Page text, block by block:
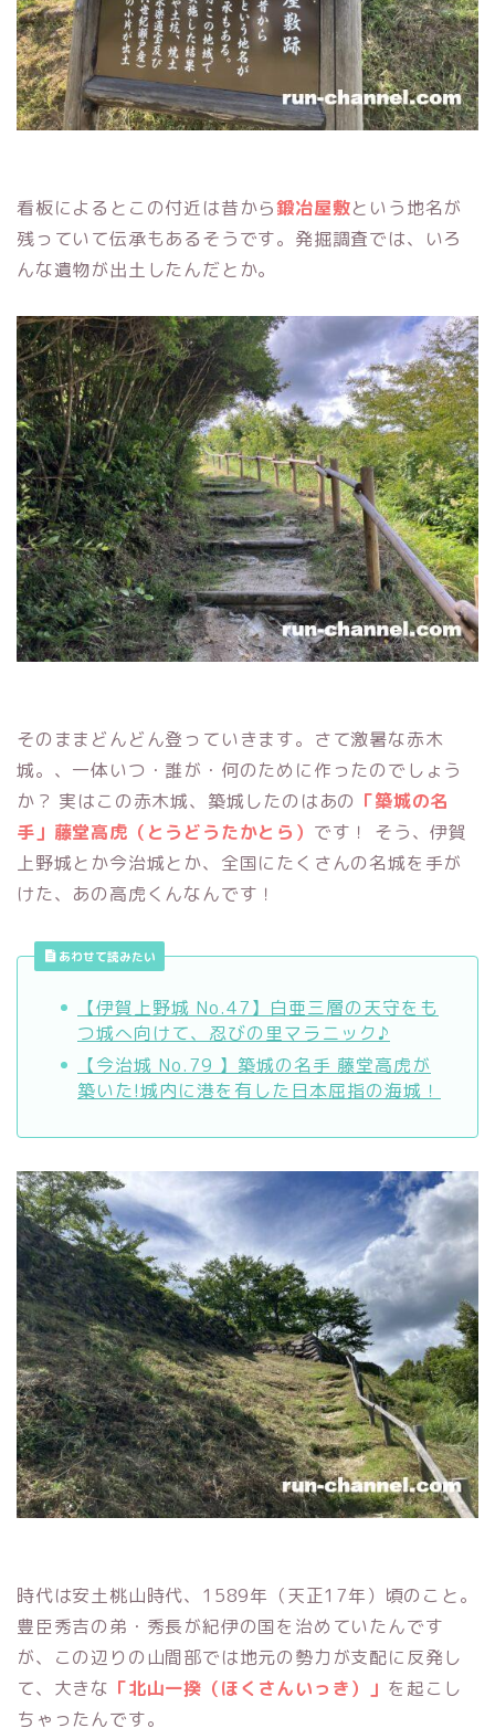
看板によるとこの付近は昔から鍛冶屋敷という地名が
残っていて伝承もあるそうです。発掘調査では、いろ
んな遺物が出土したんだとか。
そのままどんどん登っていきます。さて激暑な赤木
城。、一体いつ・誰が・何のために作ったのでしょう
か？ 実はこの赤木城、築城したのはあの 「築城の名
手」藤堂高虎（とうどうたかとら） です！ そう、伊賀
上野城とか今治城とか、全国にたくさんの名城を手が
けた、あの高虎くんなんです！
あわせて読みたい
【伊賀上野城 No.47】白亜三層の天守をも
つ城へ向けて、忍びの里マラニック♪
【今治城 No.79 】築城の名手 藤堂高虎が
築いた!城内に港を有した日本屈指の海城！
時代は安土桃山時代、1589年（天正17年）頃のこと。
豊臣秀吉の弟・秀長が紀伊の国を治めていたんです
が、この辺りの山間部では地元の勢力が支配に反発し
て、大きな 「北山一揆（ほくさんいっき）」 を起こし
ちゃったんです。